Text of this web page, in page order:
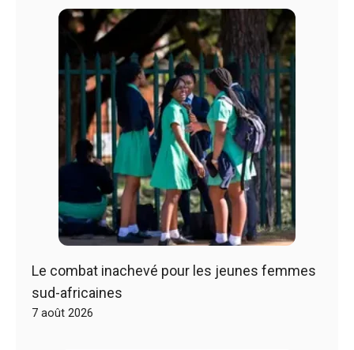
Le combat inachevé pour les jeunes femmes
sud-africaines
7 août 2026